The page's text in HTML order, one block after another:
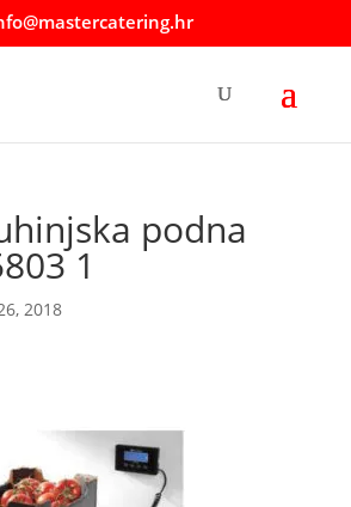
podna
1
2018